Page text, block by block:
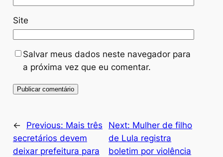
Site
Salvar meus dados neste navegador para
a próxima vez que eu comentar.
← Previous: Mais três
secretários devem
deixar prefeitura para
Next: Mulher de filho
de Lula registra
boletim por violência